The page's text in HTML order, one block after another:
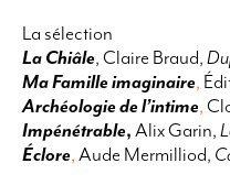
La sélection
La Chiâle, Claire Braud,
Ma Famille imaginaire,
Archéologie de l’intime,
Impénétrable, Alix Garin,
Éclore, Aude Mermilliod,